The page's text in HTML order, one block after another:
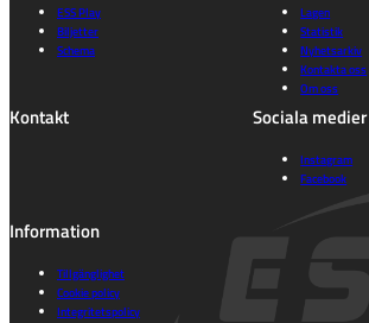
ESS Play
Biljetter
Schema
Lagen
Statistik
Nyhetsarkiv
Kontakta oss
Om oss
Kontakt Sociala medier
Instagram
Facebook
Information
Tillgänglighet
Cookie policy
Integritetspolicy